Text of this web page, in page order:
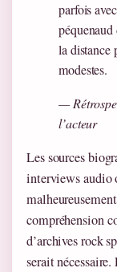
parfois
la distance
modestes.
—
l’acteur
Les sources
interviews audio
compréhension
d’archives rock
serait